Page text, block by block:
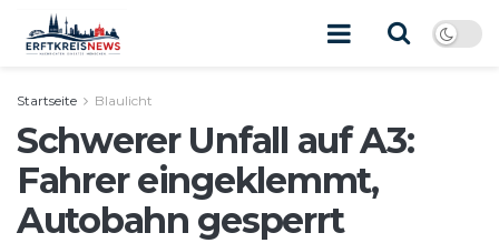
Startseite Blaulicht
Schwerer Unfall auf A3:
Fahrer eingeklemmt,
Autobahn gesperrt